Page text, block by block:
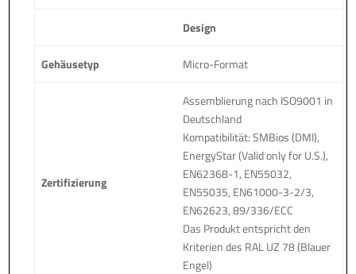
Design
Gehäusetyp Micro-Format
Zertifizierung
Assemblierung nach ISO9001 in
Deutschland
Kompatibilität: SMBios (DMI),
EnergyStar (Valid only for U.S.),
EN62368-1, EN55032,
EN55035, EN61000-3-2/3,
EN62623, 89/336/ECC
Das Produkt entspricht den
Kriterien des RAL UZ 78 (Blauer
Engel)